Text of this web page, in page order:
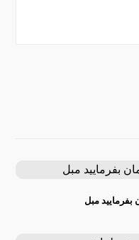
بفرمایید مبل